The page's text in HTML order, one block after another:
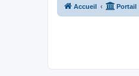
Accueil Portail